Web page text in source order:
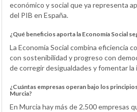
económico y social que ya representa
del PIB en España.
¿Qué beneficios aporta la Economía Social
La Economía Social combina eficiencia
con sostenibilidad y progreso con
de corregir desigualdades y fomentar la
¿Cuántas empresas operan bajo los
Murcia?
En Murcia hay más de 2.500 empresas